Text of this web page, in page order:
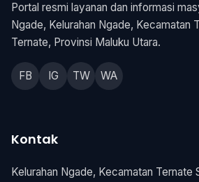
Portal resmi layanan dan informasi
Ngade, Kelurahan Ngade, Kecamatan
Ternate, Provinsi Maluku Utara.
FB IG TW WA
Kontak
Kelurahan Ngade, Kecamatan Ternate